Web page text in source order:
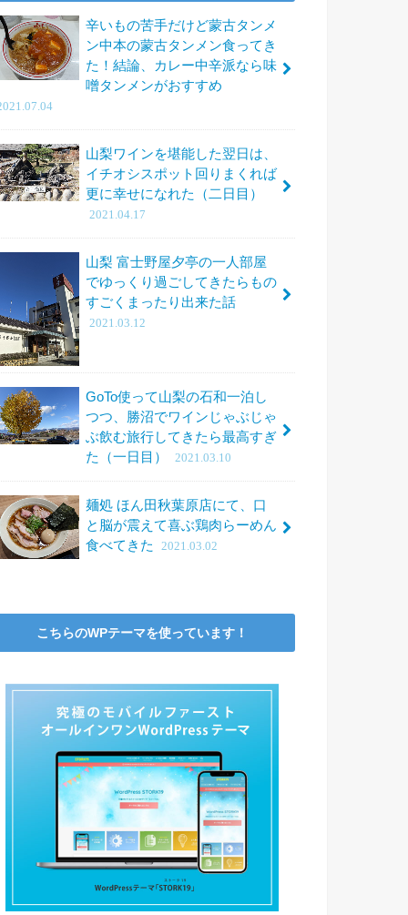
辛いもの苦手だけど蒙古タンメ
ン中本の蒙古タンメン食ってき
た！結論、カレー中辛派なら味
噌タンメンがおすすめ
山梨ワインを堪能した翌日は、
イチオシスポット回りまくれば
更に幸せになれた（二日目）
2021.04.17
山梨 富士野屋夕亭の一人部屋
でゆっくり過ごしてきたらもの
すごくまったり出来た話
2021.03.12
GoTo使って山梨の石和一泊し
つつ、勝沼でワインじゃぶじゃ
ぶ飲む旅行してきたら最高すぎ
た（一日目）
2021.03.10
麺処 ほん田秋葉原店にて、口
と脳が震えて喜ぶ鶏肉らーめん
食べてきた
2021.03.02
こちらのWPテーマを使っています！